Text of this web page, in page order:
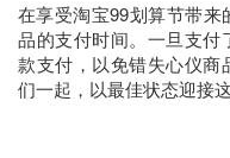
在享受淘宝99划算节带
品的支付时间。一旦支付
款支付，以免错失心仪商
们一起，以最佳状态迎接